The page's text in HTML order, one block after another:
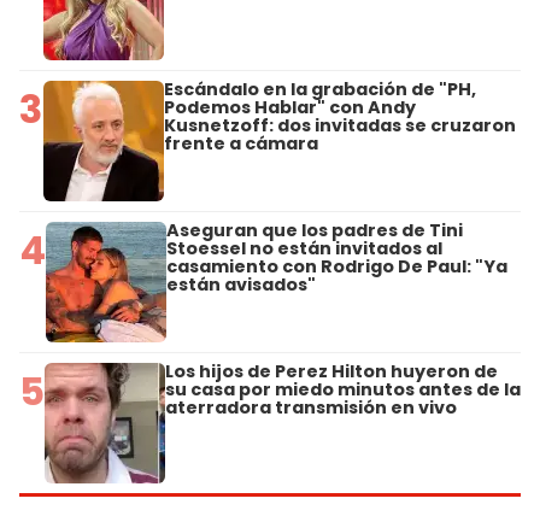
3 Escándalo en la grabación de "PH,
Podemos Hablar" con Andy
Kusnetzoff: dos invitadas se cruzaron
frente a cámara
4 Aseguran que los padres de Tini
Stoessel no están invitados al
casamiento con Rodrigo De Paul: "Ya
están avisados"
5 Los hijos de Perez Hilton huyeron de
su casa por miedo minutos antes de la
aterradora transmisión en vivo